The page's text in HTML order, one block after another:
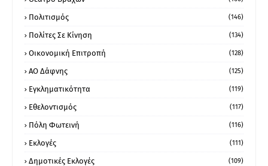
Πολιτισμός (146)
Πολίτες Σε Κίνηση (134)
Οικονομική Επιτροπή (128)
ΑΟ Δάφνης (125)
Εγκληματικότητα (119)
Εθελοντισμός (117)
Πόλη Φωτεινή (116)
Εκλογές (111)
Δημοτικές Εκλογές (109)